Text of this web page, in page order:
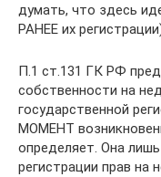
думать, что здесь
РАНЕЕ их
П.1 ст.131 ГК РФ
собственности на
государственной
МОМЕНТ
определяет. Она
регистрации прав на